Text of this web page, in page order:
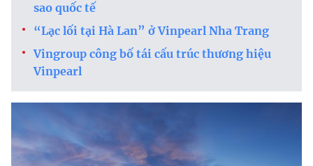
sao quốc tế
“Lạc lối tại Hà Lan” ở Vinpearl Nha Trang
Vingroup công bố tái cấu trúc thương hiệu
Vinpearl